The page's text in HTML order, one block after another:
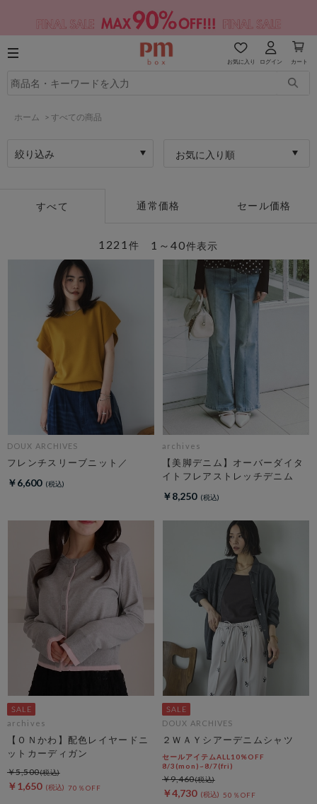
お気に入り ログイン カート
ホーム > すべての商品
絞り込み お気に入り順
すべて 通常価格 セール価格
1～40件表示
1221 件
DOUX ARCHIVES
フレンチスリーブニット／
￥6,600
archives
【美脚デニム】オーバーダイタ
イトフレアストレッチデニム
￥8,250
archives
【ＯＮかわ】配色レイヤードニ
ットカーディガン
￥1,650 70％OFF
￥5,500
DOUX ARCHIVES
２ＷＡＹシアーデニムシャツ
セールアイテムALL10%OFF
8/3(mon)~8/7(fri)
￥4,730 50％OFF
￥9,460